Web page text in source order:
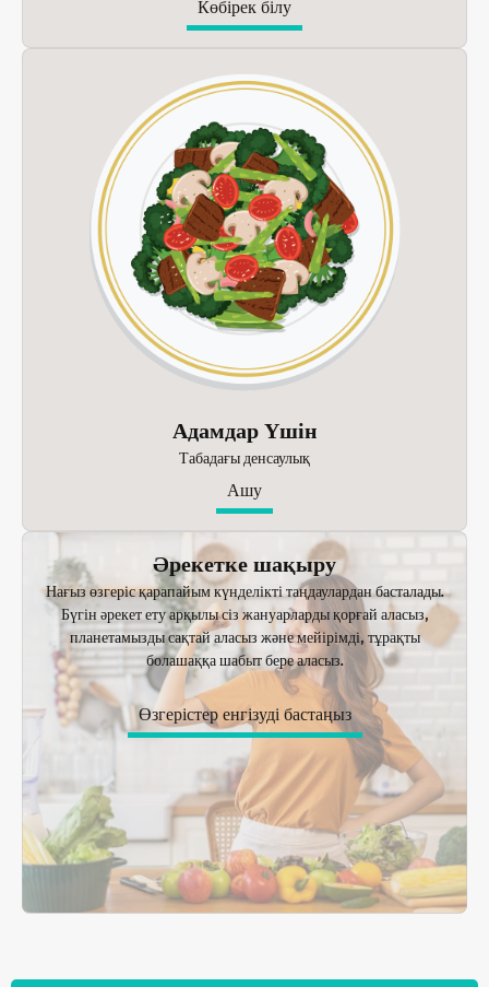
Көбірек білу
Адамдар Үшін
Табадағы денсаулық
Ашу
Әрекетке шақыру
Нағыз өзгеріс қарапайым күнделікті таңдаулардан басталады.
Бүгін әрекет ету арқылы сіз жануарларды қорғай аласыз,
планетамызды сақтай аласыз және мейірімді, тұрақты
болашаққа шабыт бере аласыз.
Өзгерістер енгізуді бастаңыз